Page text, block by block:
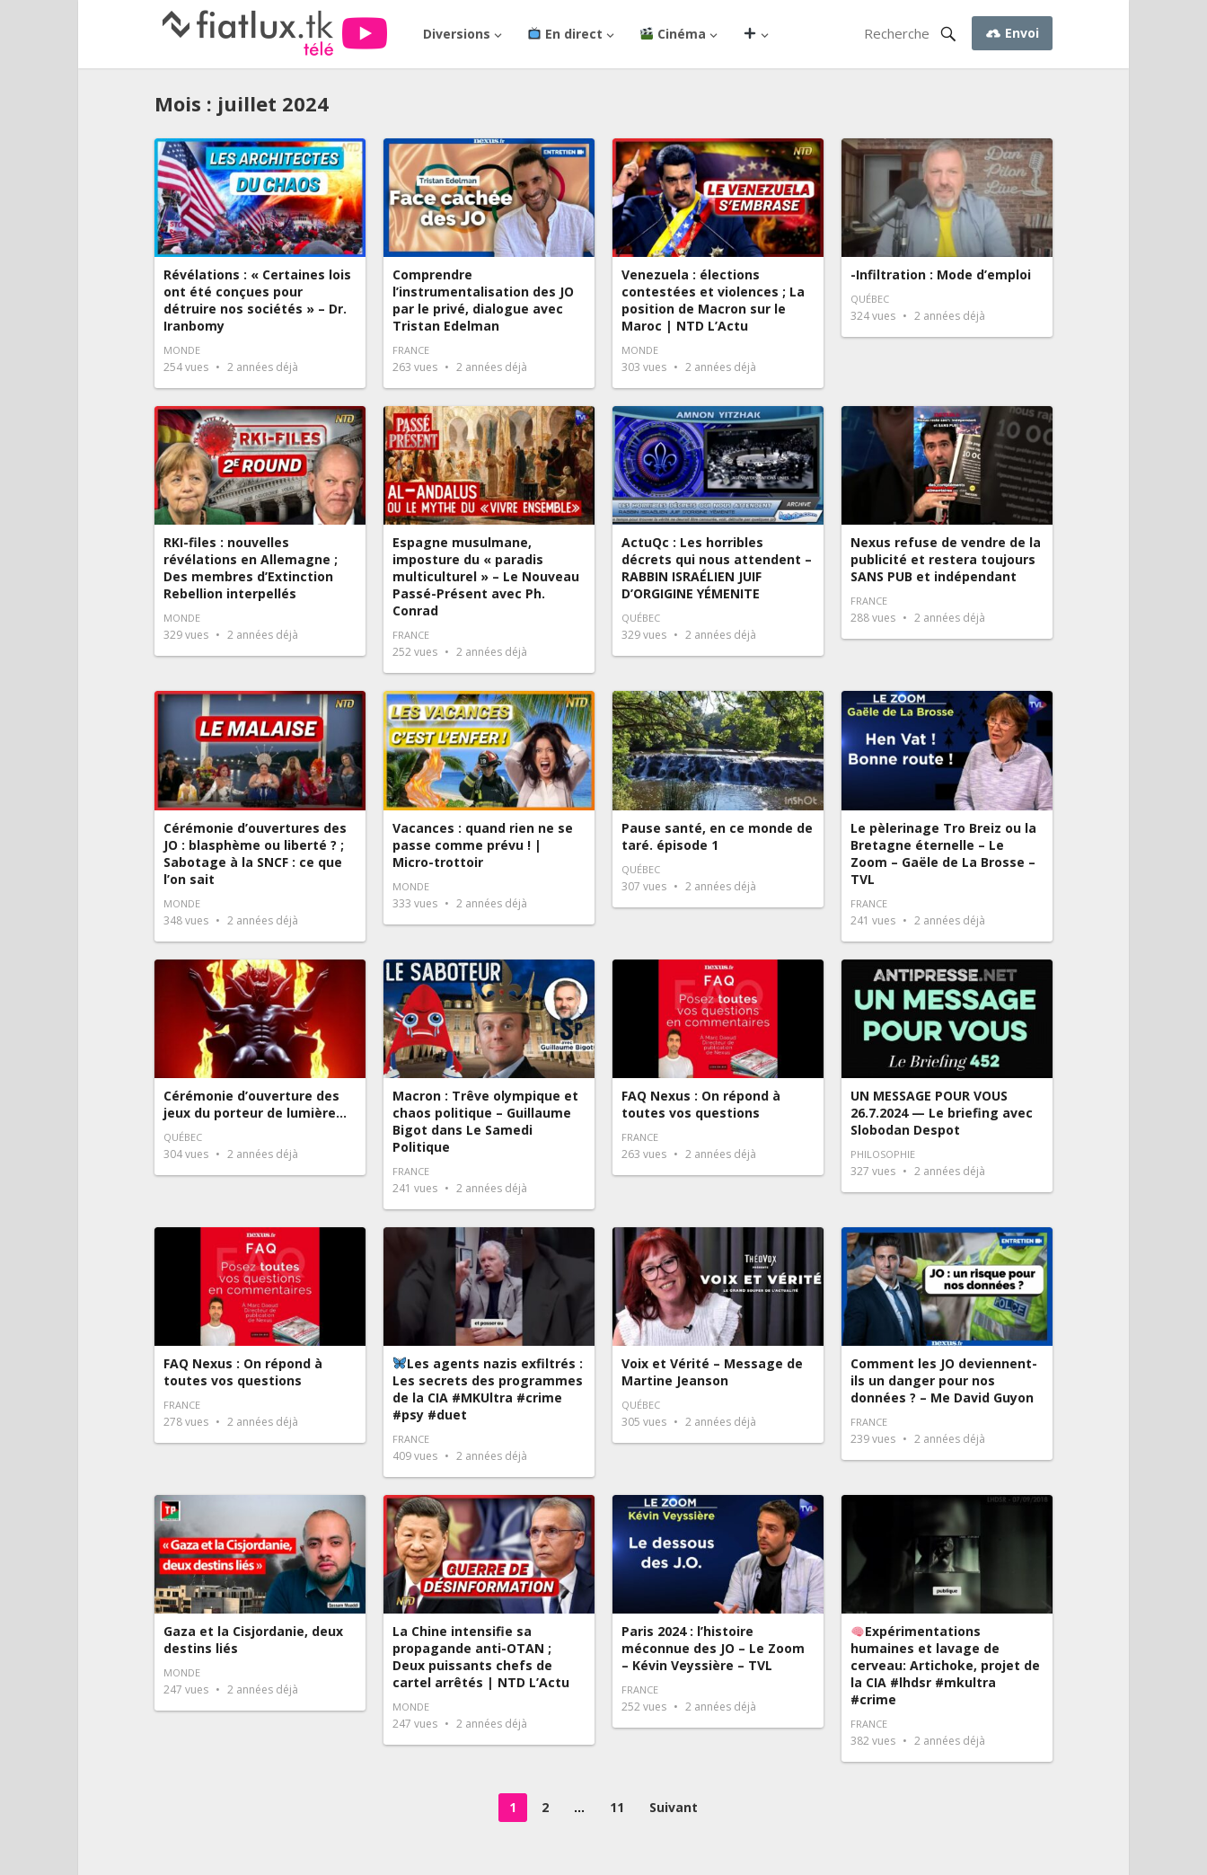
Diversions En direct Cinéma Envoi
Mois : juillet 2024
Révélations : « Certaines lois
ont été conçues pour
détruire nos sociétés » – Dr.
Iranbomy
MONDE
254vues 2 années déjà
Comprendre
l’instrumentalisation des JO
par le privé, dialogue avec
Tristan Edelman
FRANCE
263 vues 2 années déjà
Venezuela : élections
contestées et violences ; La
position de Macron sur le
Maroc | NTD L’Actu
MONDE
303 vues 2 années déjà
-Infiltration : Mode d’emploi
QUÉBEC
324vues 2 années déjà
RKI-files : nouvelles
révélations en Allemagne ;
Des membres d’Extinction
Rebellion interpellés
MONDE
329vues 2 années déjà
Espagne musulmane,
imposture du « paradis
multiculturel » – Le Nouveau
Passé-Présent avec Ph.
Conrad
FRANCE
252vues 2 années déjà
ActuQc : Les horribles
décrets qui nous attendent –
RABBIN ISRAÉLIEN JUIF
D’ORGIGINE YÉMENITE
QUÉBEC
329vues 2 années déjà
Nexus refuse de vendre de la
publicité et restera toujours
SANS PUB et indépendant
FRANCE
288vues 2 années déjà
Cérémonie d’ouvertures des
JO : blasphème ou liberté ? ;
Sabotage à la SNCF : ce que
l’on sait
MONDE
348vues 2 années déjà
Vacances : quand rien ne se
passe comme prévu ! |
Micro-trottoir
MONDE
333 vues 2 années déjà
Pause santé, en ce monde de
taré. épisode 1
QUÉBEC
307 vues 2 années déjà
Le pèlerinage Tro Breiz ou la
Bretagne éternelle – Le
Zoom – Gaële de La Brosse –
TVL
FRANCE
241 vues 2 années déjà
Cérémonie d’ouverture des
jeux du porteur de lumière…
QUÉBEC
304vues 2 années déjà
Macron : Trêve olympique et
chaos politique – Guillaume
Bigot dans Le Samedi
Politique
FRANCE
241 vues 2 années déjà
FAQ Nexus : On répond à
toutes vos questions
FRANCE
263 vues 2 années déjà
UN MESSAGE POUR VOUS
26.7.2024 — Le briefing avec
Slobodan Despot
PHILOSOPHIE
327 vues 2 années déjà
FAQ Nexus : On répond à
toutes vos questions
FRANCE
278vues 2 années déjà
Les agents nazis exfiltrés :
Les secrets des programmes
de la CIA #MKUltra #crime
#psy #duet
FRANCE
409vues 2 années déjà
Voix et Vérité – Message de
Martine Jeanson
QUÉBEC
305 vues 2 années déjà
Comment les JO deviennent-
ils un danger pour nos
données ? – Me David Guyon
FRANCE
239vues 2 années déjà
Gaza et la Cisjordanie, deux
destins liés
MONDE
247 vues 2 années déjà
La Chine intensifie sa
propagande anti-OTAN ;
Deux puissants chefs de
cartel arrêtés | NTD L’Actu
MONDE
247 vues 2 années déjà
Paris 2024 : l’histoire
méconnue des JO – Le Zoom
– Kévin Veyssière – TVL
FRANCE
252vues 2 années déjà
Expérimentations
humaines et lavage de
cerveau: Artichoke, projet de
la CIA #lhdsr #mkultra
#crime
FRANCE
382vues 2 années déjà
1 2 … 11 Suivant